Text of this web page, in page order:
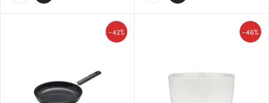
-42% -46%